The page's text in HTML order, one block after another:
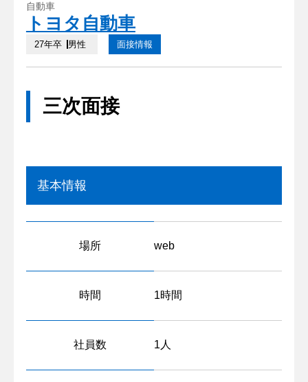
自動車
トヨタ自動車
27年卒 男性 面接情報
三次面接
基本情報
場所 web
時間 1時間
社員数 1人